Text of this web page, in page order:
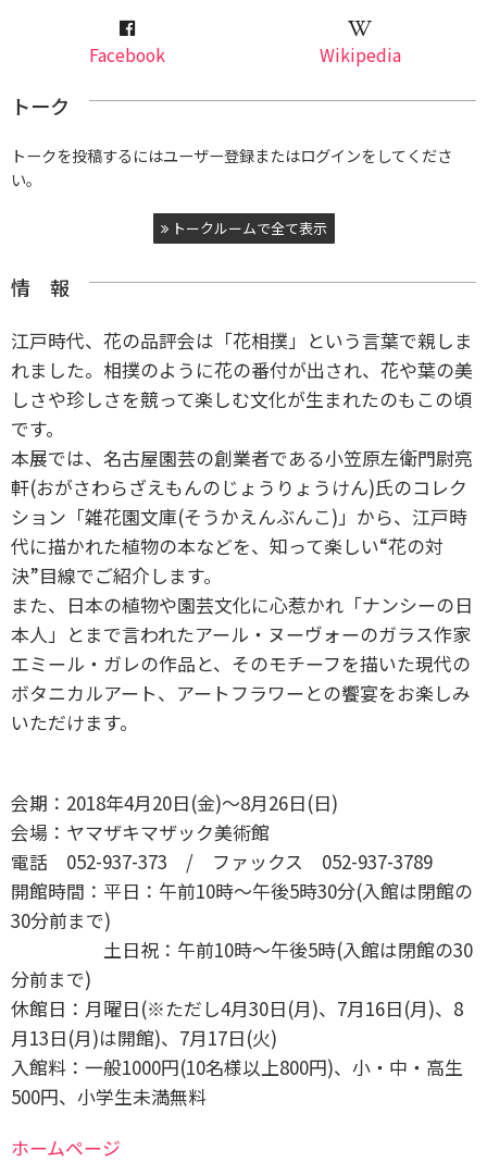
Facebook Wikipedia
トーク
トークを投稿するにはユーザー登録またはログインをしてくださ
い。
トークルームで全て表示
情 報
江戸時代、花の品評会は「花相撲」という言葉で親しま
れました。相撲のように花の番付が出され、花や葉の美
しさや珍しさを競って楽しむ文化が生まれたのもこの頃
です。
本展では、名古屋園芸の創業者である小笠原左衛門尉亮
軒(おがさわらざえもんのじょうりょうけん)氏のコレク
ション「雑花園文庫(そうかえんぶんこ)」から、江戸時
代に描かれた植物の本などを、知って楽しい“花の対
決”目線でご紹介します。
また、日本の植物や園芸文化に心惹かれ「ナンシーの日
本人」とまで言われたアール・ヌーヴォーのガラス作家
エミール・ガレの作品と、そのモチーフを描いた現代の
ボタニカルアート、アートフラワーとの饗宴をお楽しみ
いただけます。
会期：2018年4月20日(金)～8月26日(日)
会場：ヤマザキマザック美術館
電話 052-937-373 / ファックス 052-937-3789
開館時間：平日：午前10時～午後5時30分(入館は閉館の
30分前まで)
土日祝：午前10時～午後5時(入館は閉館の30
分前まで)
休館日：月曜日(※ただし4月30日(月)、7月16日(月)、8
月13日(月)は開館)、7月17日(火)
入館料：一般1000円(10名様以上800円)、小・中・高生
500円、小学生未満無料
ホームページ